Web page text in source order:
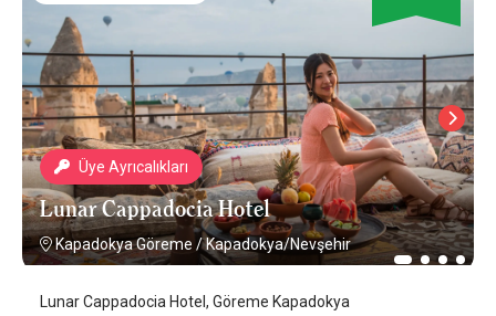
Üye Ayrıcalıkları
Lunar Cappadocia Hotel
Kapadokya Göreme / Kapadokya/Nevşehir
Lunar Cappadocia Hotel, Göreme Kapadokya